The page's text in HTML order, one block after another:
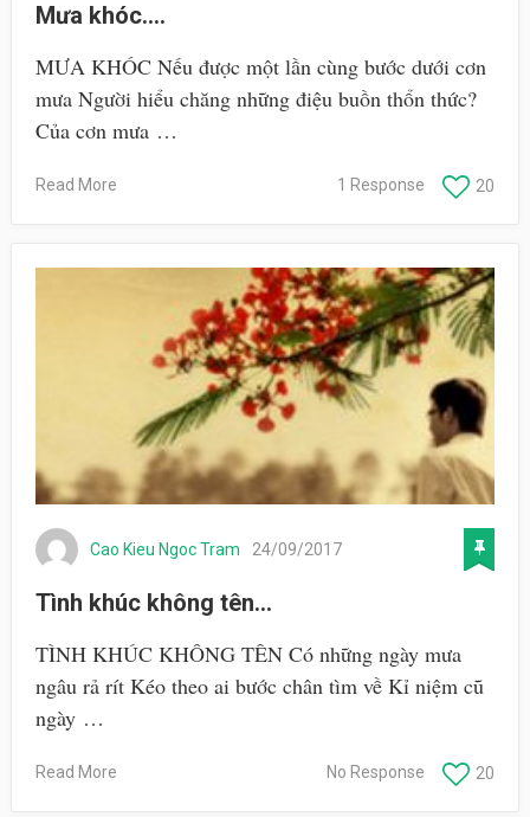
Mưa khóc….
MƯA KHÓC Nếu được một lần cùng bước dưới cơn
mưa Người hiểu chăng những điệu buồn thổn thức?
Của cơn mưa …
Read More 20
1 Response
Cao Kieu Ngoc Tram 24/09/2017
Tình khúc không tên…
TÌNH KHÚC KHÔNG TÊN Có những ngày mưa
ngâu rả rít Kéo theo ai bước chân tìm về Kỉ niệm cũ
ngày …
Read More 20
No Response